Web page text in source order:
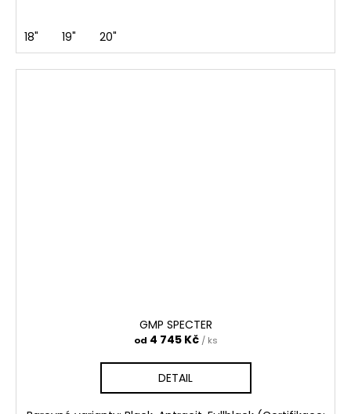
18" 19" 20"
GMP SPECTER
od 4 745 Kč / ks
DETAIL